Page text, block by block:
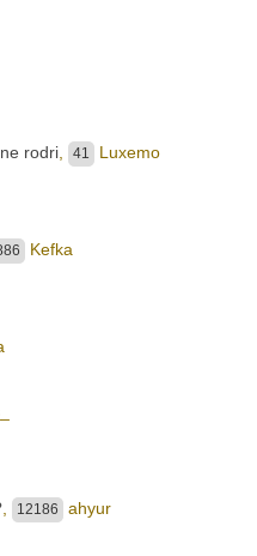
rodri
41
Luxemo
Kefka
12186
ahyur